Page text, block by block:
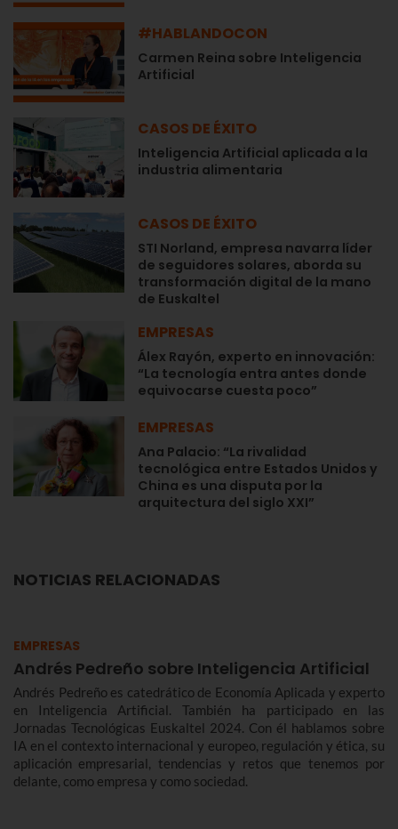
#HABLANDOCON
Carmen Reina sobre Inteligencia
Artificial
CASOS DE ÉXITO
Inteligencia Artificial aplicada a la
industria alimentaria
CASOS DE ÉXITO
STI Norland, empresa navarra líder
de seguidores solares, aborda su
transformación digital de la mano
de Euskaltel
EMPRESAS
Álex Rayón, experto en innovación:
“La tecnología entra antes donde
equivocarse cuesta poco”
EMPRESAS
Ana Palacio: “La rivalidad
tecnológica entre Estados Unidos y
China es una disputa por la
arquitectura del siglo XXI”
NOTICIAS RELACIONADAS
EMPRESAS
Andrés Pedreño sobre Inteligencia Artificial
Andrés Pedreño es catedrático de Economía Aplicada y experto
en Inteligencia Artificial. También ha participado en las
Jornadas Tecnológicas Euskaltel 2024. Con él hablamos sobre
IA en el contexto internacional y europeo, regulación y ética, su
aplicación empresarial, tendencias y retos que tenemos por
delante, como empresa y como sociedad.